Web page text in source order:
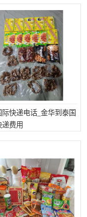
际快递电话_金华到泰国
递费用